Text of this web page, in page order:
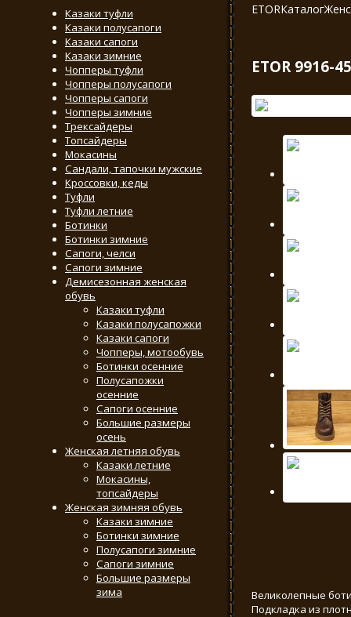
Казаки туфли
Казаки полусапоги
Казаки сапоги
Казаки зимние
Чопперы туфли
Чопперы полусапоги
Чопперы сапоги
Чопперы зимние
Трексайдеры
Топсайдеры
Мокасины
Сандали, тапочки мужские
Кроссовки, кеды
Туфли
Туфли летние
Ботинки
Ботинки зимние
Сапоги, челси
Сапоги зимние
Демисезонная женская
обувь
Казаки туфли
Казаки полусапожки
Казаки сапоги
Чопперы, мотообувь
Ботинки осенние
Полусапожки
осенние
Сапоги осенние
Большие размеры
осень
Женская летняя обувь
Казаки летние
Мокасины,
топсайдеры
Женская зимняя обувь
Казаки зимние
Ботинки зимние
Полусапоги зимние
Сапоги зимние
Большие размеры
зима
ETORКаталог
ETOR 9916-
Великолепные
Подкладка из